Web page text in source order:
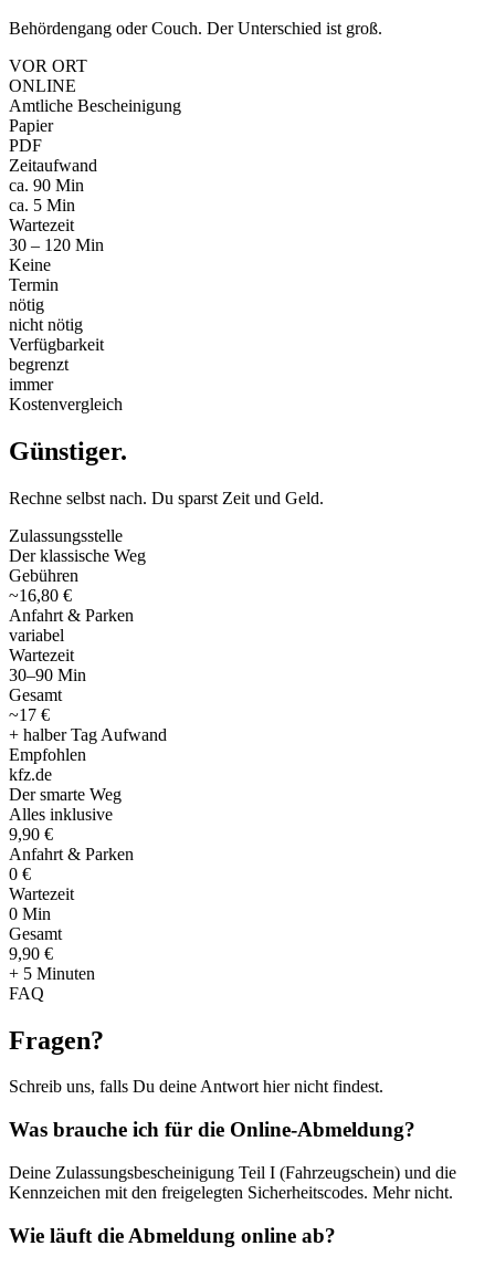
Behördengang oder Couch. Der Unterschied ist groß.
VOR ORT
ONLINE
Amtliche Bescheinigung
Papier
PDF
Zeitaufwand
ca. 90 Min
ca. 5 Min
Wartezeit
30 – 120 Min
Keine
Termin
nötig
nicht nötig
Verfügbarkeit
begrenzt
immer
Kostenvergleich
Günstiger.
Rechne selbst nach. Du sparst Zeit und Geld.
Zulassungsstelle
Der klassische Weg
Gebühren
~16,80 €
Anfahrt & Parken
variabel
Wartezeit
30–90 Min
Gesamt
~17 €
+ halber Tag Aufwand
Empfohlen
kfz.de
Der smarte Weg
Alles inklusive
9,90 €
Anfahrt & Parken
0 €
Wartezeit
0 Min
Gesamt
9,90 €
+ 5 Minuten
FAQ
Fragen?
Schreib uns, falls Du deine Antwort hier nicht findest.
Was brauche ich für die Online-Abmeldung?
Deine Zulassungsbescheinigung Teil I (Fahrzeugschein) und die
Kennzeichen mit den freigelegten Sicherheitscodes. Mehr nicht.
Wie läuft die Abmeldung online ab?